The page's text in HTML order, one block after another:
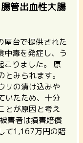
管出血性大腸
屋台で提供された
中毒を発症し、う
こりました。 原
とみられます。
リの漬け込みや
いたため、十分
とが原因と考え
害者は損害賠償
て1,167万円の賠